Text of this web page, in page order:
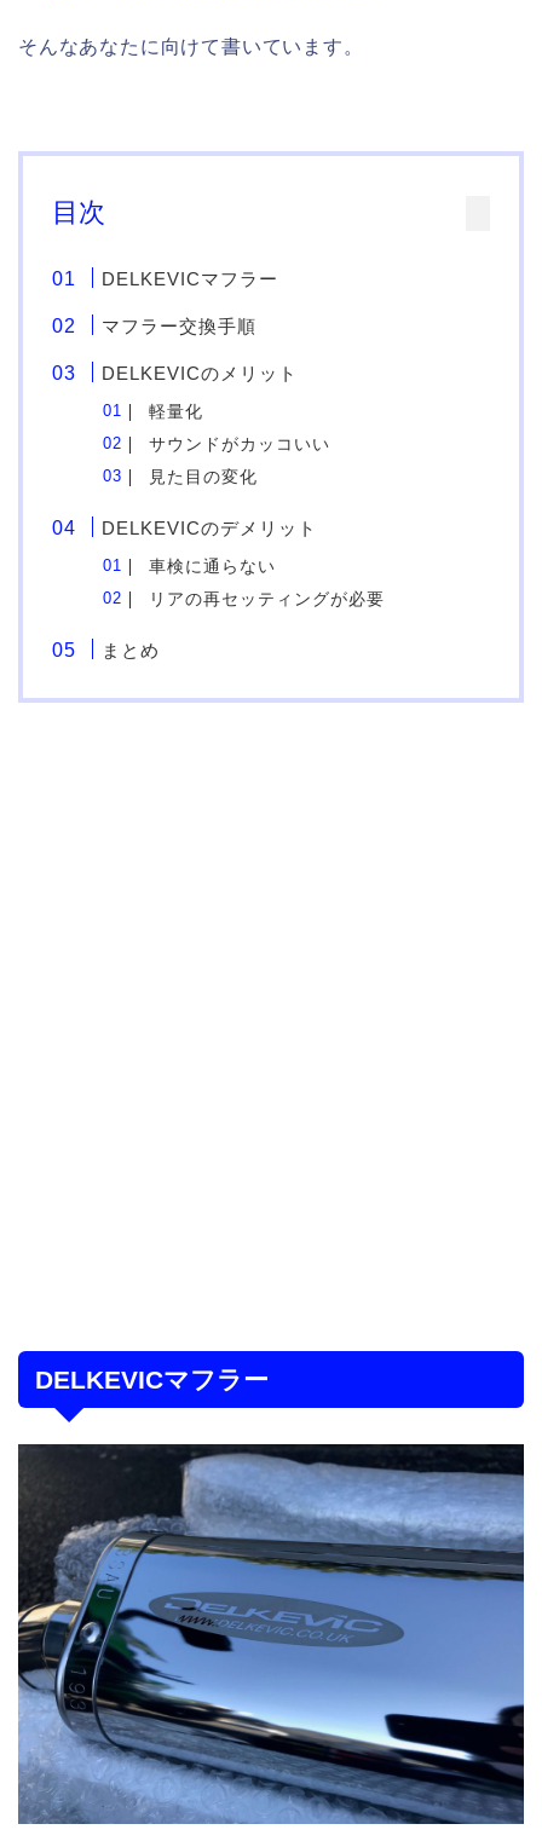
そんなあなたに向けて書いています。
目次
DELKEVICマフラー
マフラー交換手順
DELKEVICのメリット
軽量化
サウンドがカッコいい
見た目の変化
DELKEVICのデメリット
車検に通らない
リアの再セッティングが必要
まとめ
DELKEVICマフラー